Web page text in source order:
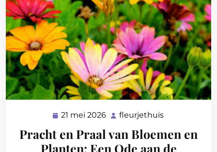
21 mei 2026 21
2026
fleurjethuis
Pracht en Praal van Bloemen en
Planten: Een Ode aan de